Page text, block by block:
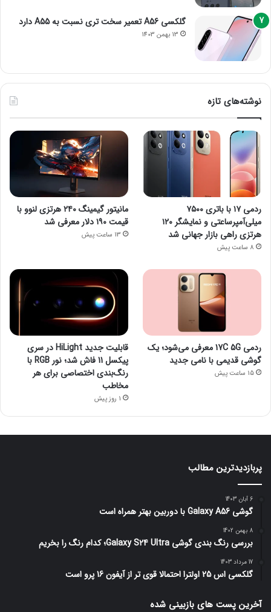
گلکسی A56 تعمیر سخت تری نسبت به A55 دارد
13 بهمن 1403
نوشته‌های تازه
ردمی ۱۷ با باتری ۷۵۰۰
میلی‌آمپرساعتی و نمایشگر ۱۲۰
هرتزی راهی بازار جهانی شد
8 ساعت پیش
مانیتور گیمینگ ۲۴۰ هرتزی لنوو با
قیمت ۱۹۰ دلار معرفی شد
13 ساعت پیش
ردمی 17C 5G معرفی می‌شود؛ یک
گوشی قدیمی با نامی جدید
15 ساعت پیش
قابلیت جدید HiLight در سری
پیکسل 11 فاش شد؛ نور RGB با
رنگ‌بندی اختصاصی برای هر
مخاطب
1 روز پیش
پربازدیدترین مطالب
6 آبان 1403
گوشی Galaxy A56 با دوربین بهتر همراه است
8 بهمن 1402
بررسی رنگ بندی گوشی Galaxy S24 Ultra؛ کدام رنگ را بخریم
17 مرداد 1403
گلکسی اس 25 اولترا احتمالا قوی تر از آیفون 16 پرو است
آخرین پست های بازبینی شده